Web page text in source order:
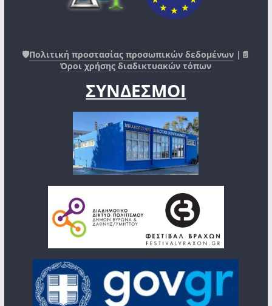
🛡️Πολιτική προστασίας προσωπικών δεδομένων |📄
Όροι χρήσης διαδικτυακών τόπων
ΣΥΝΔΕΣΜΟΙ